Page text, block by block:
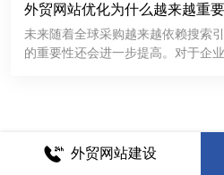
外贸网站优化为什么越来越重
取海外精准客户
未来随着全球采购越来越依赖搜索
的重要性还会进一步提高。对于企
外贸网站建设